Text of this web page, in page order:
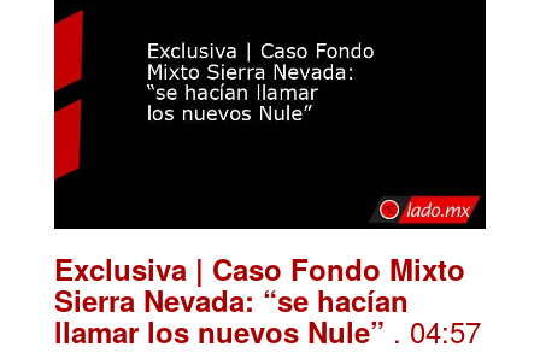
Exclusiva | Caso Fondo Mixto
Sierra Nevada: “se hacían
llamar los nuevos Nule” . 04:57